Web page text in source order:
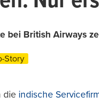
bei British Airways
Story
die indische